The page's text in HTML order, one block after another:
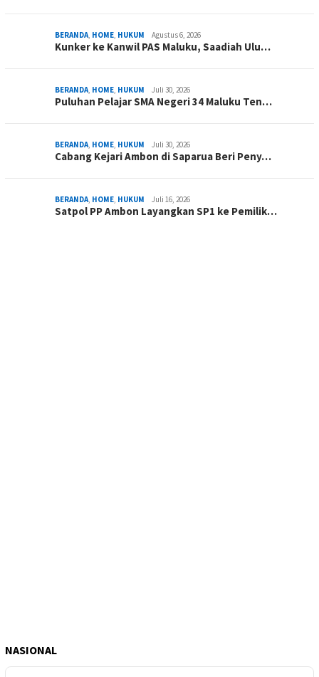
BERANDA, HOME, HUKUM Agustus 6, 2026
Kunker ke Kanwil PAS Maluku, Saadiah Ulu…
BERANDA, HOME, HUKUM Juli 30, 2026
Puluhan Pelajar SMA Negeri 34 Maluku Ten…
BERANDA, HOME, HUKUM Juli 30, 2026
Cabang Kejari Ambon di Saparua Beri Peny…
BERANDA, HOME, HUKUM Juli 16, 2026
Satpol PP Ambon Layangkan SP1 ke Pemilik…
NASIONAL